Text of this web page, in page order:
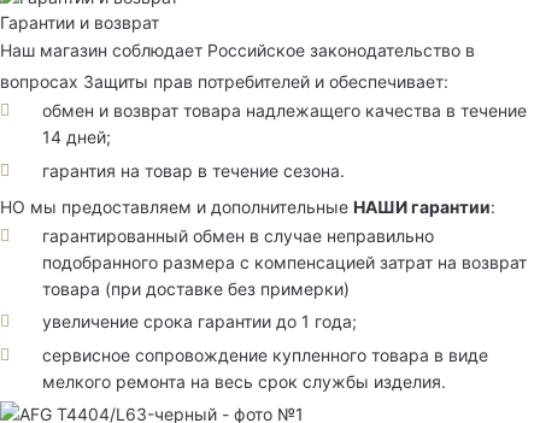
Гарантии и возврат
Наш магазин соблюдает Российское законодательство в
вопросах Защиты прав потребителей и обеспечивает:
обмен и возврат товара надлежащего качества в течение
14 дней;
гарантия на товар в течение сезона.
НО мы предоставляем и дополнительные НАШИ гарантии:
гарантированный обмен в случае неправильно
подобранного размера с компенсацией затрат на возврат
товара (при доставке без примерки)
увеличение срока гарантии до 1 года;
сервисное сопровождение купленного товара в виде
мелкого ремонта на весь срок службы изделия.